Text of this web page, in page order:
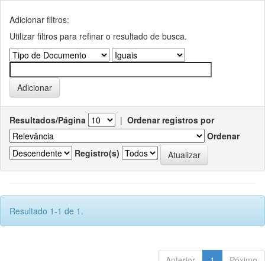
Adicionar filtros:
Utilizar filtros para refinar o resultado de busca.
Resultados/Página | Ordenar registros por
Ordenar
Registro(s)
Resultado 1-1 de 1.